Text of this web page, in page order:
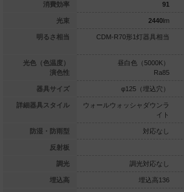
消費効率
光束
明るさ相当
光色（色温度）
演色性
器具サイズ
詳細器具スタイル
防湿・防雨型
反射板
調光
埋込高
64
色（3000K）
（埋込穴）
シャダウンラ
対応なし
91
2440lm
CDM-R70形1灯器具相当
昼白色（5000K）
Ra85
φ125（埋込穴）
ウォールウォッシャダウンラ
イト
対応なし
調光対応なし
埋込高136